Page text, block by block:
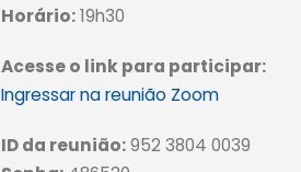
Horário:19h30
Acesse o link para participar:
Ingressar na reunião Zoom
ID da reunião:952 3804 0039